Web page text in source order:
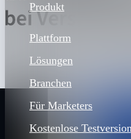
Produkt
Plattform
Lösungen
Branchen
Für Marketers
Kostenlose